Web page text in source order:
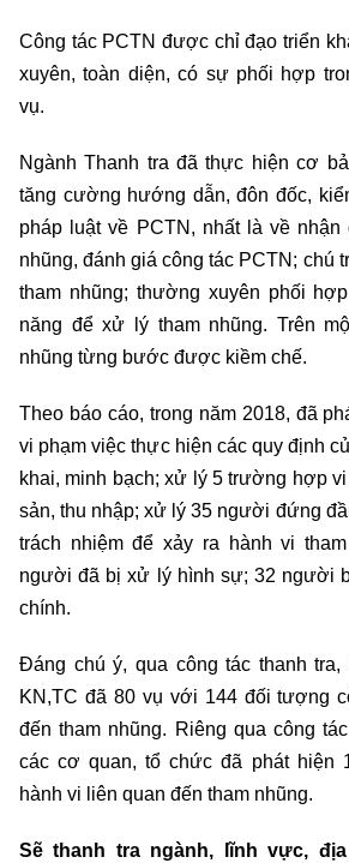
Công tác PCTN được chỉ đạo triển
xuyên, toàn diện, có sự phối hợp
vụ.
Ngành Thanh tra đã thực hiện cơ
tăng cường hướng dẫn, đôn đốc,
pháp luật về PCTN, nhất là về nhận
nhũng, đánh giá công tác PCTN; chú
tham nhũng; thường xuyên phối
năng để xử lý tham nhũng. Trên
nhũng từng bước được kiềm chế.
Theo báo cáo, trong năm 2018, đã
vi phạm việc thực hiện các quy định
khai, minh bạch; xử lý 5 trường hợp
sản, thu nhập; xử lý 35 người đứng
trách nhiệm để xảy ra hành vi
người đã bị xử lý hình sự; 32 người
chính.
Đáng chú ý, qua công tác thanh tra,
KN,TC đã 80 vụ với 144 đối tượng
đến tham nhũng. Riêng qua công
các cơ quan, tổ chức đã phát hiện
hành vi liên quan đến tham nhũng.
Sẽ thanh tra ngành, lĩnh vực,